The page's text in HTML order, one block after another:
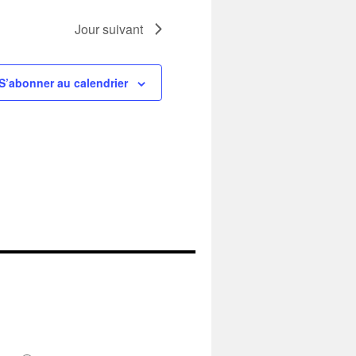
Jour suivant
au calendrier